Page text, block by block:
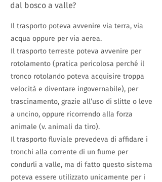
dal bosco a valle?
Il trasporto poteva avvenire via terra, via
acqua oppure per via aerea.
Il trasporto terreste poteva avvenire per
rotolamento (pratica pericolosa perché il
tronco rotolando poteva acquisire troppa
velocità e diventare ingovernabile), per
trascinamento, grazie all’uso di slitte o leve
a uncino, oppure ricorrendo alla forza
animale (v. animali da tiro).
Il trasporto fluviale prevedeva di affidare i
tronchi alla corrente di un fiume per
condurli a valle, ma di fatto questo sistema
poteva essere utilizzato unicamente per i